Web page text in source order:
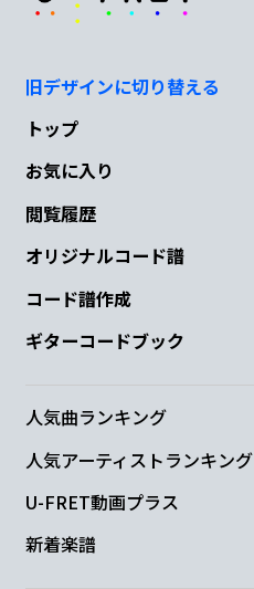
旧デザインに切り替える
トップ
お気に入り
閲覧履歴
オリジナルコード譜
コード譜作成
ギターコードブック
人気曲ランキング
人気アーティストランキング
U-FRET動画プラス
新着楽譜